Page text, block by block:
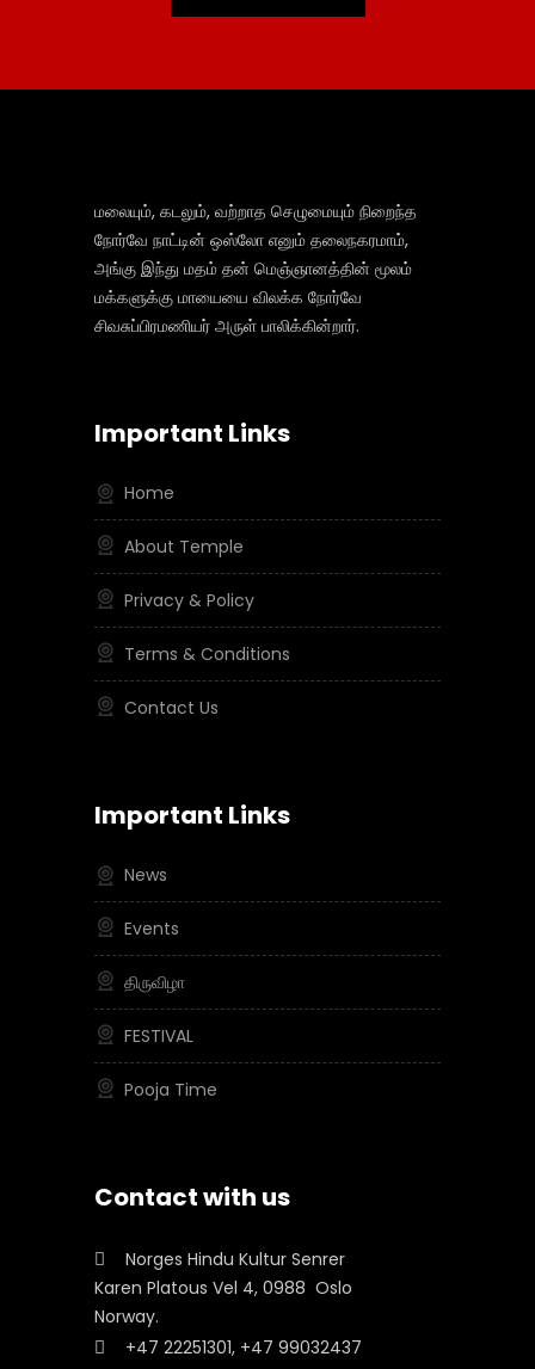
மலையும், கடலும், வற்றாத செழுமையும் நிறைந்த
நோர்வே நாட்டின் ஒஸ்லோ எனும் தலைநகரமாம்,
அங்கு இந்து மதம் தன் மெஞ்ஞானத்தின் மூலம்
மக்களுக்கு மாயையை விலக்க நோர்வே
சிவசுப்பிரமணியர் அருள் பாலிக்கின்றார்.
Important Links
Home
About Temple
Privacy & Policy
Terms & Conditions
Contact Us
Important Links
News
Events
திருவிழா
FESTIVAL
Pooja Time
Contact with us
Norges Hindu Kultur Senrer
Karen Platous Vel 4, 0988 Oslo
Norway.
+47 22251301, +47 99032437